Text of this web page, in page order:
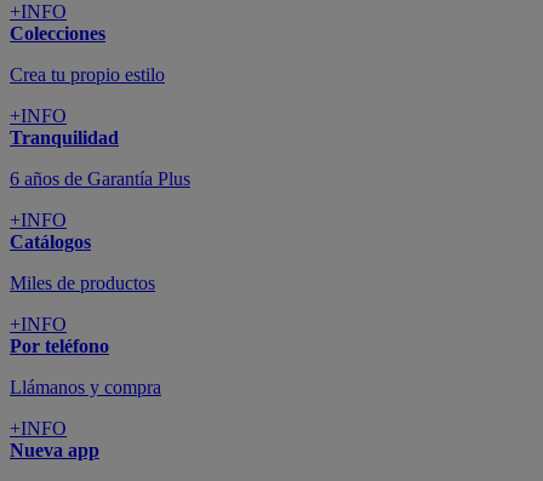
+INFO
Colecciones
Crea tu propio estilo
+INFO
Tranquilidad
6 años de Garantía Plus
+INFO
Catálogos
Miles de productos
+INFO
Por teléfono
Llámanos y compra
+INFO
Nueva app